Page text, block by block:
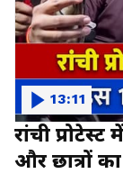
रांची
और छात्रों
13:11